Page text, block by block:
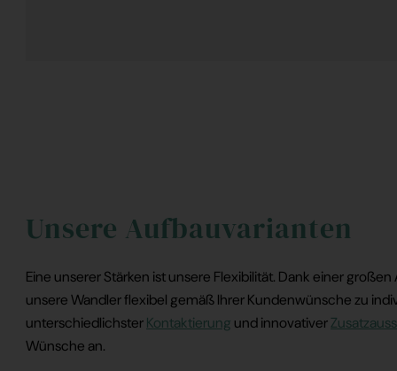
Unsere Aufbauvarianten
Eine unserer Stärken ist unsere Flexibilität. Dank einer
unsere Wandler flexibel gemäß Ihrer Kundenwünsche zu
unterschiedlichsterKontaktierung und innovativer
Wünsche an.